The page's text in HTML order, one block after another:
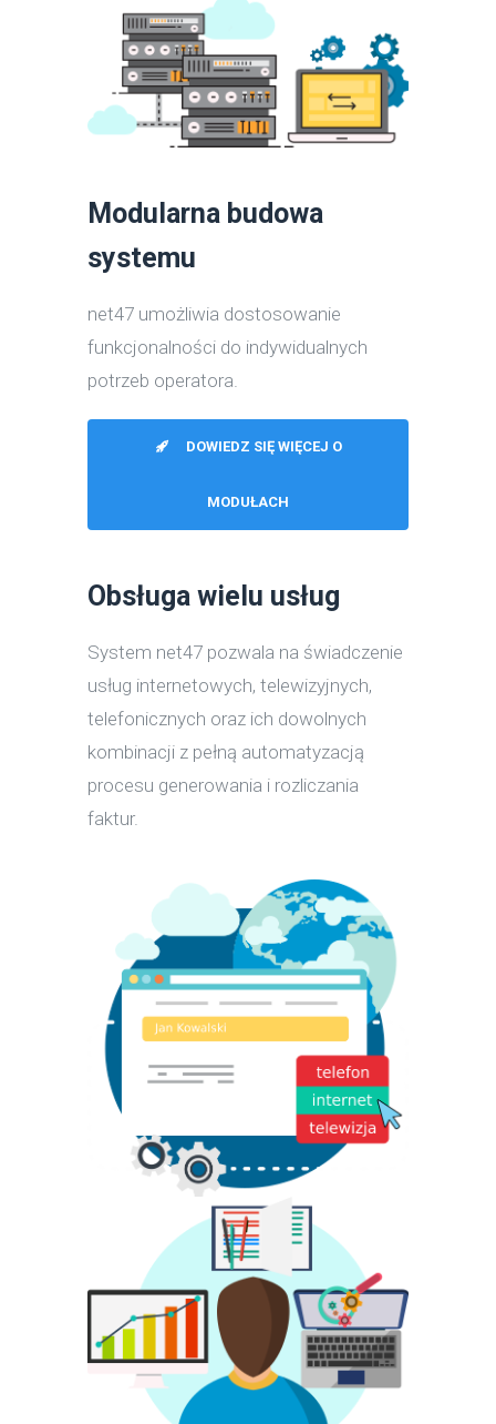
Modularna budowa
systemu
net47 umożliwia dostosowanie
funkcjonalności do indywidualnych
potrzeb operatora.
DOWIEDZ SIĘ WIĘCEJ O
MODUŁACH
Obsługa wielu usług
System net47 pozwala na świadczenie
usług internetowych, telewizyjnych,
telefonicznych oraz ich dowolnych
kombinacji z pełną automatyzacją
procesu generowania i rozliczania
faktur.